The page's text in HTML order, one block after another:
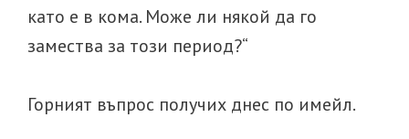
като е в кома. Може ли някой да го
замества за този период?“
Горният въпрос получих днес по имейл.